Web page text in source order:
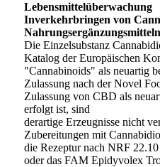
Lebensmittelüberwachung
Inverkehrbringen von
Nahrungsergänzungsmitteln
Die Einzelsubstanz
Katalog der Europäischen
"Cannabinoids" als neuartig
Zulassung nach der Novel
Zulassung von CBD als
erfolgt ist, sind
derartige Erzeugnisse nicht
Zubereitungen mit
die Rezeptur nach NRF
oder das FAM Epidyvolex